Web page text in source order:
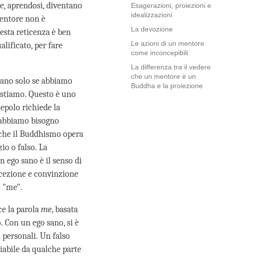
Esagerazioni, proiezioni e
idealizzazioni
La devozione
Le azioni di un mentore
come inconcepibili
La differenza tra il vedere
che un mentore è un
Buddha e la proiezione
aprendosi, diventano
non è
reticenza è ben
per fare
solo se abbiamo
Questo è uno
richiede la
bisogno
il Buddhismo opera
o falso. La
ego sano è il senso di
e convinzione
"me".
la parolame, basata
un ego sano, si è
Un falso
da qualche parte